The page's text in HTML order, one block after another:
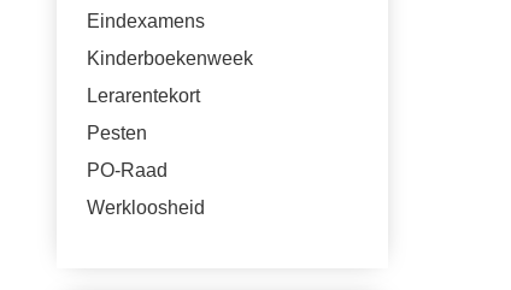
Eindexamens
Kinderboekenweek
Lerarentekort
Pesten
PO-Raad
Werkloosheid